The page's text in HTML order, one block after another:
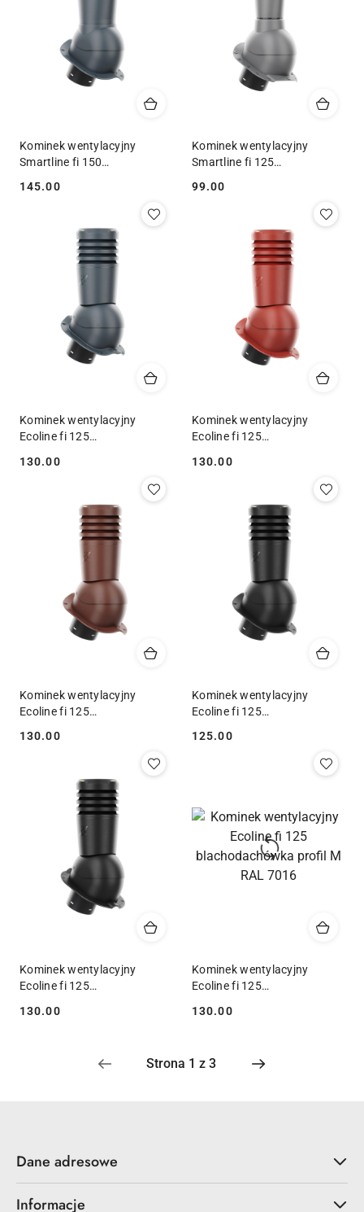
Kominek wentylacyjny
Smartline fi 150
N RAL 7016
Cena:
145.00
Kominek wentylacyjny
Smartline fi 125
RAL 7024
Cena:
99.00
Kominek wentylacyjny
Ecoline fi 125
RAL 7016
Cena:
130.00
Kominek wentylacyjny
Ecoline fi 125
RAL 3009
Cena:
130.00
Kominek wentylacyjny
Ecoline fi 125
RAL 8017
Cena:
130.00
Kominek wentylacyjny
Ecoline fi 125
RAL 9005
Cena:
125.00
Kominek wentylacyjny
Ecoline fi 125
RAL 9005
Cena:
130.00
Kominek wentylacyjny
Ecoline fi 125
RAL 7016
Cena:
130.00
Dane adresowe
Informacje